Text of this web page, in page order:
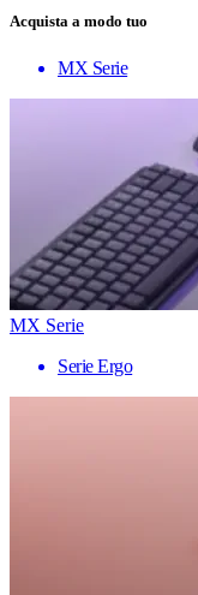
Acquista a modo tuo
MX Serie
MX Serie
Serie Ergo